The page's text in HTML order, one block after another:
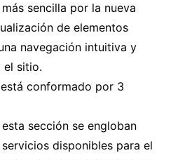
sencilla por la nueva
de elementos
navegación intuitiva y
el sitio.
conformado por 3
sección se engloban
disponibles para el